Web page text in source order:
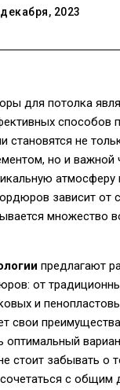
2023
для потолка
способов
становятся не
но и важной
зависит от
множество
предлагают
от
и
свои
оптимальный
стоит забывать о
с общим